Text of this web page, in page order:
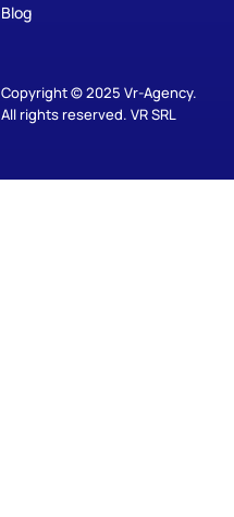
Blog
Copyright © 2025 Vr-Agency.
All rights reserved. VR SRL